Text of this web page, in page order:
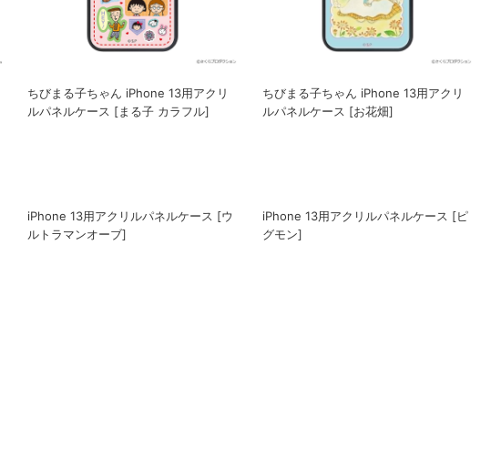
ちびまる子ちゃん iPhone 13用アクリ
ルパネルケース [まる子 カラフル]
ちびまる子ちゃん iPhone 13用アクリ
ルパネルケース [お花畑]